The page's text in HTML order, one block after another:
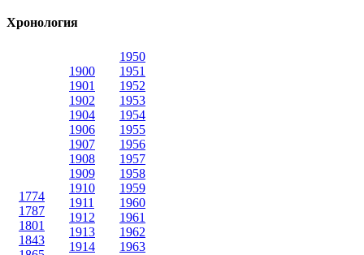
Хронология
1774
1787
1801
1843
1900
1901
1902
1904
1906
1907
1908
1909
1910
1911
1912
1913
1914
1950
1951
1952
1953
1954
1955
1956
1957
1958
1959
1960
1961
1962
1963